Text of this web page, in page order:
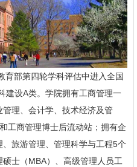
育部第四轮学科评估中进入全国
建设A类。学院拥有工商管理一
理、会计学、技术经济及管
工商管理博士后流动站；拥有企
旅游管理、管理科学与工程5个
士（MBA）、高级管理人员工